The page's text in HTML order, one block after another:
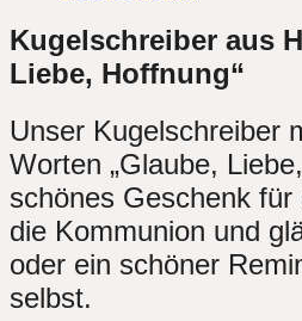
Kugelschreiber aus
Liebe, Hoffnung“
Unser Kugelschreiber
Worten „Glaube,
schönes Geschenk
die Kommunion und
oder ein schöner
selbst.